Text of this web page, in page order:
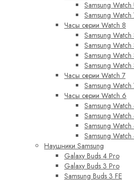
Samsung Watch
Samsung Watch
Часы серии Watch 8
Samsung Watch
Samsung Watch
Samsung Watch
Samsung Watch
Часы серии Watch 7
Samsung Watch
Часы серии Watch 6
Samsung
Samsung
Samsung
Samsung
Наушники Samsung
Galaxy Buds 4 Pro
Galaxy Buds 3 Pro
Samsung Buds 3 FE